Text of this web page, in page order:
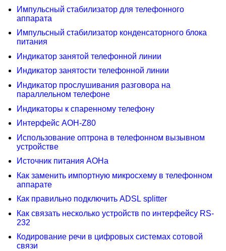
Импульсный стабилизатор для телефонного
аппарата
Импульсный стабилизатор конденсаторного блока
питания
Индикатор занятой телефонной линии
Индикатор занятости телефонной линии
Индикатор прослушивания разговора на
параллельном телефоне
Индикаторы к спаренному телефону
Интеpфейс АОН-Z80
Использование оптрона в телефонном вызывном
устройстве
Источник питания АОНа
Как заменить импортную микросхему в телефонном
аппарате
Как правильно подключить ADSL splitter
Как связать несколько устройств по интерфейсу RS-
232
Кодирование речи в цифровых системах сотовой
связи